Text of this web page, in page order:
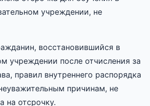
учреждении, не
восстановившийся в
учреждении после отчисления за
правил внутреннего распорядка
причинам, не
на отсрочку.